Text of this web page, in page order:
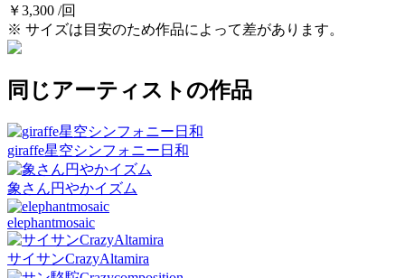
￥3,300 /回
※ サイズは目安のため作品によって差があります。
同じアーティストの作品
giraffe星空シンフォニー日和
象さん円やかイズム
elephantmosaic
サイサンCrazyAltamira